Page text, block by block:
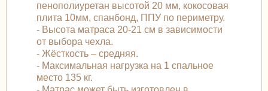
пенополиуретан высотой 20 мм, кокосовая
плита 10мм, спанбонд, ППУ по периметру.
- Высота матраса 20-21 см в зависимости
от выбора чехла.
- Жёсткость – средняя.
- Максимальная нагрузка на 1 спальное
место 135 кг.